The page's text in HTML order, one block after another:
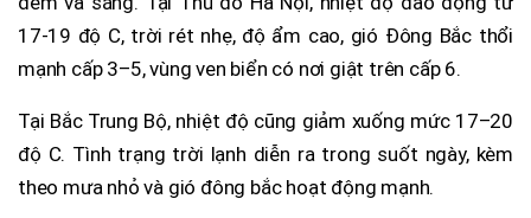
17-19 độ C, trời rét nhẹ, độ ẩm cao, gió Đông Bắc thổi
mạnh cấp 3–5, vùng ven biển có nơi giật trên cấp 6.
Tại Bắc Trung Bộ, nhiệt độ cũng giảm xuống mức 17–20
độ C. Tình trạng trời lạnh diễn ra trong suốt ngày, kèm
theo mưa nhỏ và gió đông bắc hoạt động mạnh.